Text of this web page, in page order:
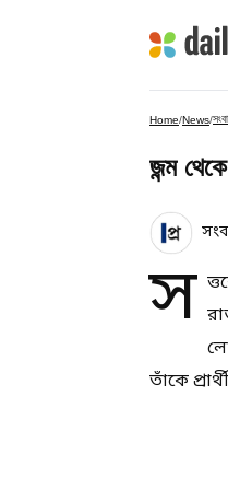
Home/News/
জন্ম
স
তাঁকে